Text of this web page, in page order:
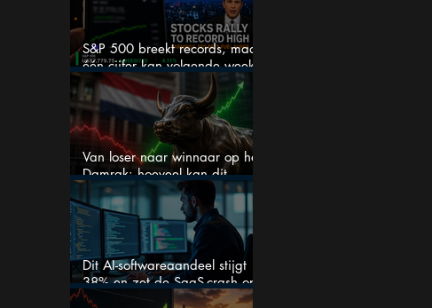
S&P 500 breekt records, maar
één cijfer kan volgende week
alles veranderen
Van loser naar winnaar op het
Damrak: hoeveel kan dit
Nederlandse aandeel nog
stijgen?
Dit AI-softwareaandeel stijgt
38% en zet de SaaS-crash op
zijn kop